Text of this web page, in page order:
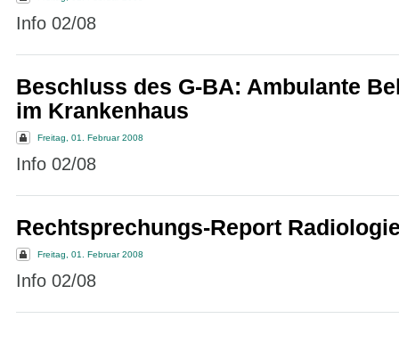
Info 02/08
Beschluss des G-BA: Ambulante
im Krankenhaus
Freitag, 01. Februar 2008
Info 02/08
Rechtsprechungs-Report
Freitag, 01. Februar 2008
Info 02/08